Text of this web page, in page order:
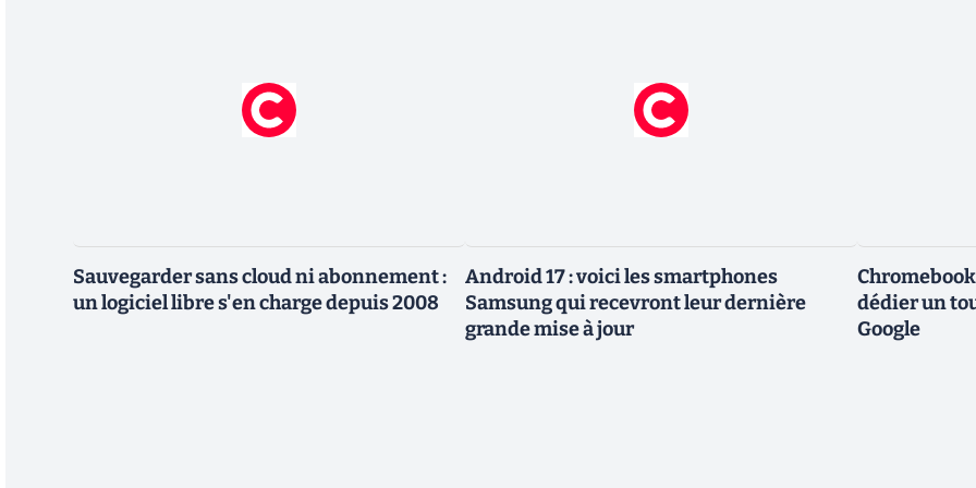
Sauvegarder sans cloud ni abonnement :
un logiciel libre s'en charge depuis 2008
Android 17 : voici les smartphones
Samsung qui recevront leur dernière
grande mise à jour
dédier un
Google